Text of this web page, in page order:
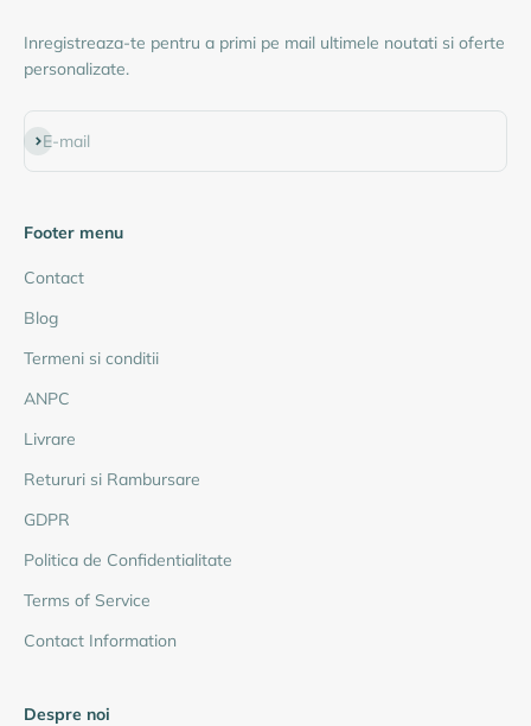
Inregistreaza-te pentru a primi pe mail ultimele noutati si oferte
personalizate.
E-mail
Abonează-te
Footer menu
Contact
Blog
Termeni si conditii
ANPC
Livrare
Retururi si Rambursare
GDPR
Politica de Confidentialitate
Terms of Service
Contact Information
Despre noi